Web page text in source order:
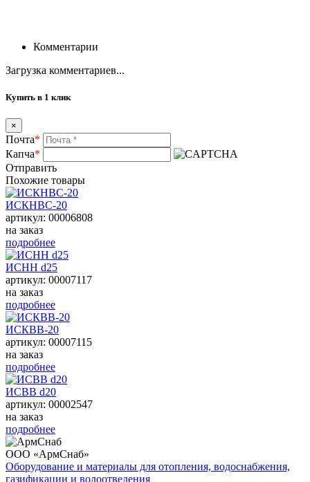
Комментарии
Загрузка комментариев...
Купить в 1 клик
×
Почта*
Капча*
Отправить
Похожие товары
ИСКНВС-20
артикул: 00006808
на заказ
подробнее
ИСНН d25
артикул: 00007117
на заказ
подробнее
ИСКВВ-20
артикул: 00007115
на заказ
подробнее
ИСВВ d20
артикул: 00002547
на заказ
подробнее
ООО «АрмСнаб»
Оборудование и материалы для отопления, водоснабжения,
газификации и водоотведения